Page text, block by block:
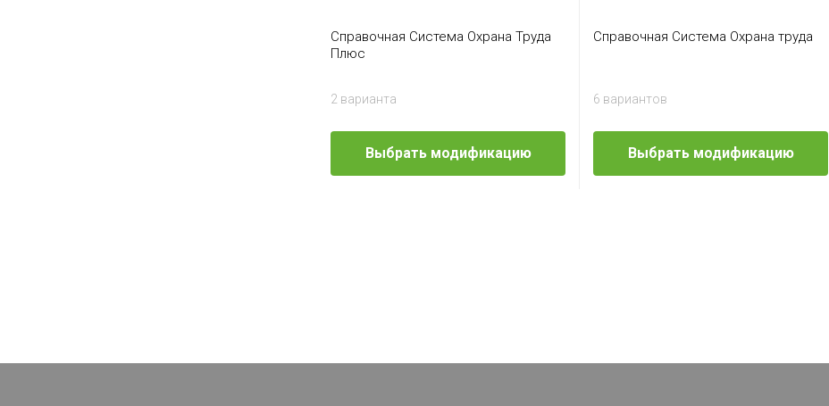
Справочная Система Охрана Труда
Плюс
2 варианта
Выбрать модификацию
Справочная Система Охрана труда
6 вариантов
Выбрать модификацию